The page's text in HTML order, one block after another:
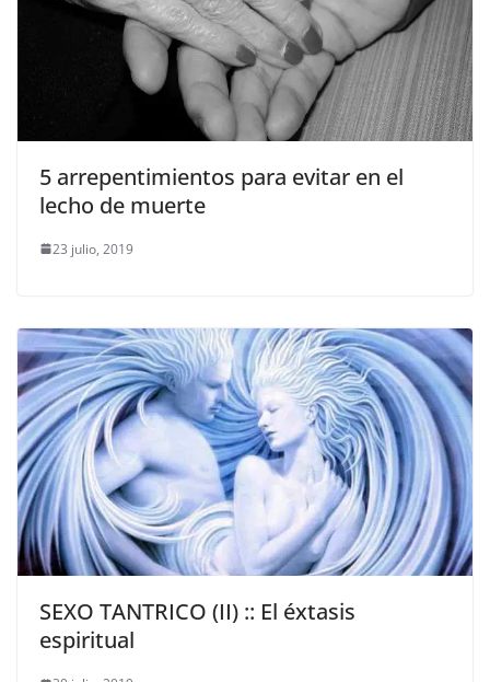
5 arrepentimientos para evitar en el
lecho de muerte
23 julio, 2019
SEXO TANTRICO (II) :: El éxtasis
espiritual